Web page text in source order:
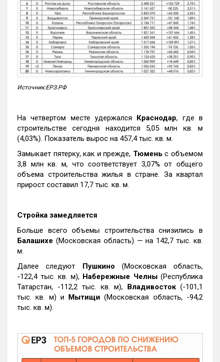
Источник:ЕРЗ.РФ
На четвертом месте удержался Краснодар, где в
строительстве сегодня находится 5,05 млн кв. м
(4,03%). Показатель вырос на 457,4 тыс. кв. м.
Замыкает пятерку, как и прежде, Тюмень с объемом
3,8 млн кв. м, что соответствует 3,07% от общего
объема строительства жилья в стране. За квартал
прирост составил 17,7 тыс. кв. м.
Стройка замедляется
Больше всего объемы строительства снизились в
Балашихе (Московская область) — на 142,7 тыс. кв.
м.
Далее следуют Пушкино (Московская область,
-122,4 тыс. кв. м), Набережные Челны(Республика
Татарстан, -112,2 тыс. кв. м), Владивосток(-101,1
тыс. кв. м) и Мытищи (Московская область, -94,2
тыс. кв. м).